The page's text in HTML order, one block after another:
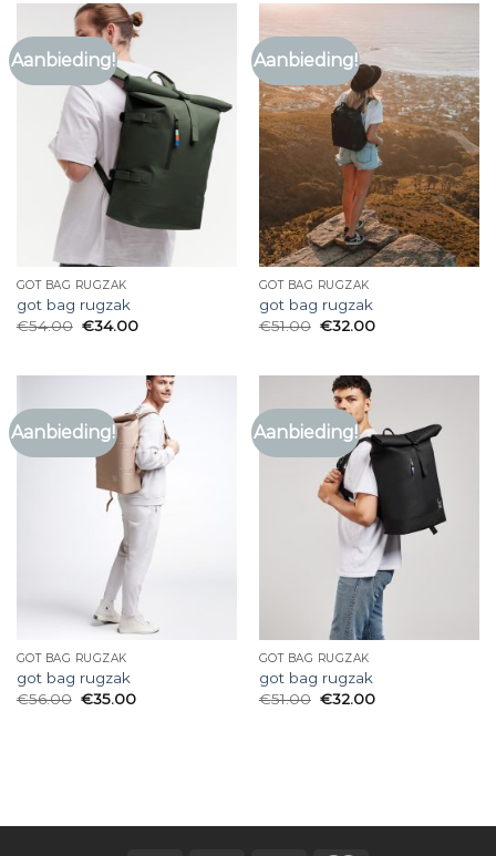
Aanbieding!
GOT BAG RUGZAK
got bag rugzak
€54.00 €34.00
Aanbieding!
GOT BAG RUGZAK
got bag rugzak
€51.00 €32.00
Aanbieding!
GOT BAG RUGZAK
got bag rugzak
€56.00 €35.00
Aanbieding!
GOT BAG RUGZAK
got bag rugzak
€51.00 €32.00